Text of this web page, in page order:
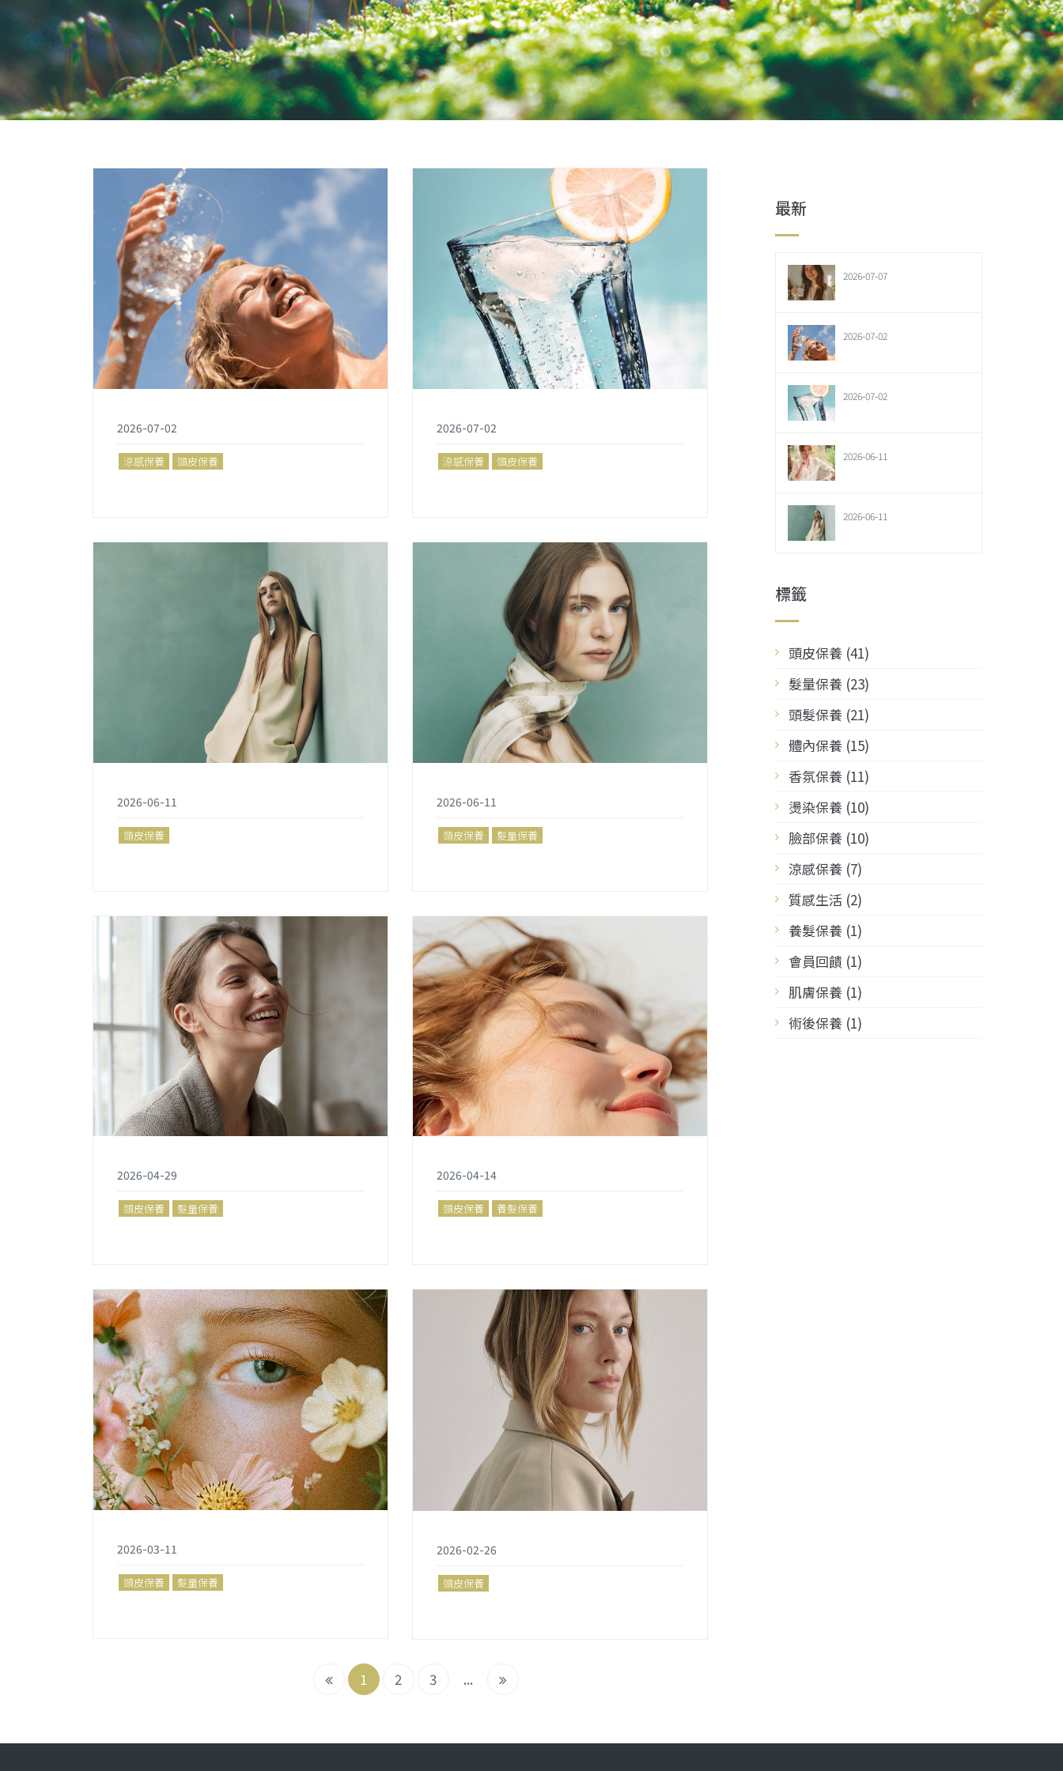
2026-07-02
涼感保養 頭皮保養
2026-07-02
涼感保養 頭皮保養
2026-06-11
頭皮保養
2026-06-11
頭皮保養 髮量保養
2026-04-29
頭皮保養 髮量保養
2026-04-14
頭皮保養 養髮保養
2026-03-11
頭皮保養 髮量保養
2026-02-26
頭皮保養
1 2 3 ...
最新
2026-07-07
2026-07-02
2026-07-02
2026-06-11
2026-06-11
標籤
頭皮保養 (41)
髮量保養 (23)
頭髮保養 (21)
體內保養 (15)
香氛保養 (11)
燙染保養 (10)
臉部保養 (10)
涼感保養 (7)
質感生活 (2)
養髮保養 (1)
會員回饋 (1)
肌膚保養 (1)
術後保養 (1)